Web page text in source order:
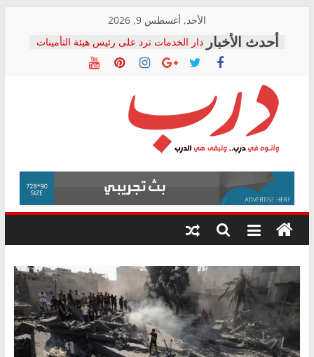
content
الأحد, أغسطس 9, 2026
دار الخدمات ترد على رئيس هيئة التأمينات
بعد مؤتمره الصحفي: إنكار الأزمة لا ينهي
معاناة أصحاب المعاشات.. ونطالب بكشف
فرحات سليمان يكتب: القطاع الصحي إلى
أين؟
حزب التحالف الشعبي يطلق لجنة “الحق
في الصحة” بالإسكندرية لرصد الانتهاكات
ودعم المرضى
الوزاري لمدينة الصحفيين.. وانتهاء أعمال
إنشاء المبنى الإداري
المجلس القومي لحقوق الإنسان يعلن
متابعة قضية الدكتور محمد زهران.. ويؤكد:
قرينة البراءة وضمانات المحاكمة العادلة
درب
وأتوه
درب..
وتبقى
هي